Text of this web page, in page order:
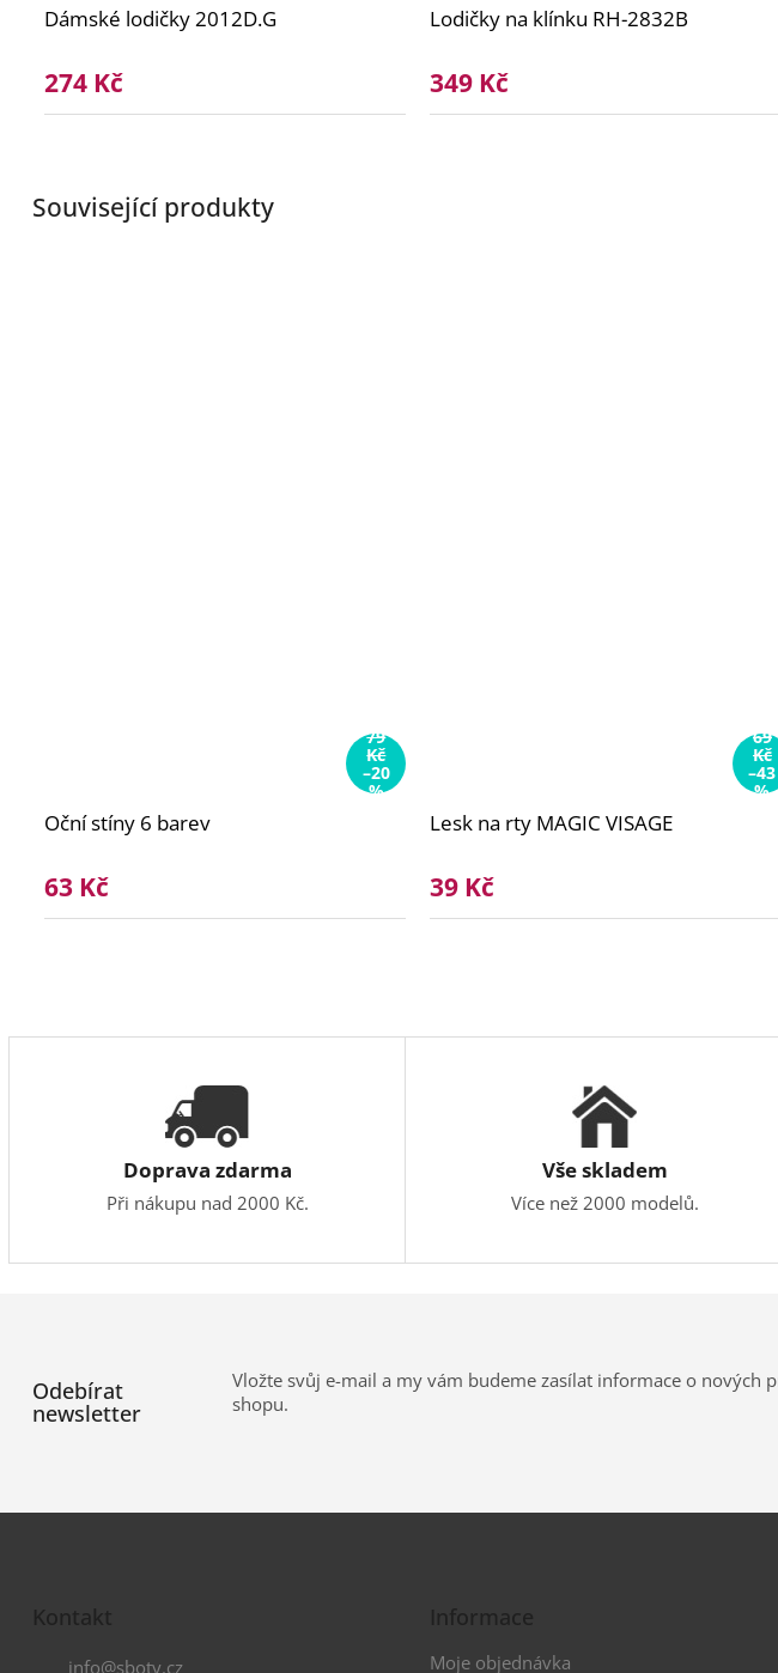
Související produkty
79
Kč
–20
%
Oční stíny 6 barev
63 Kč
69
Kč
–43
%
Lesk na rty MAGIC VISAGE
39 Kč
Dámské lodičky 2012D.G
274 Kč
Lodičky na klínku RH-2832B
349 Kč
Doprava zdarma
Při nákupu nad 2000 Kč.
Vše skladem
Více než 2000 modelů.
Odebírat
newsletter
Vložte svůj e-mail a my vám budeme zasílat informace o nových
shopu.
Kontakt
info@sboty.cz
Informace
Moje objednávka